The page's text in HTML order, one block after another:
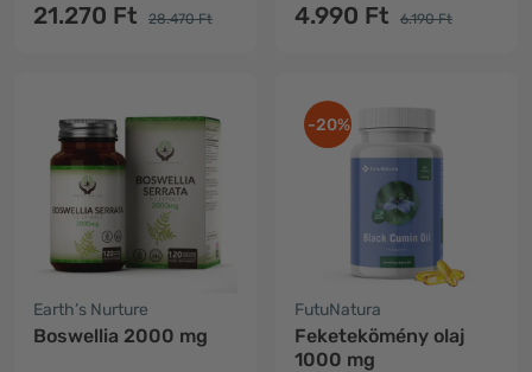
21.270 Ft 28.470 Ft 4.990 Ft 6.190 Ft
Earth’s Nurture
Boswellia 2000 mg
-20%
FutuNatura
Feketekömény olaj
1000 mg